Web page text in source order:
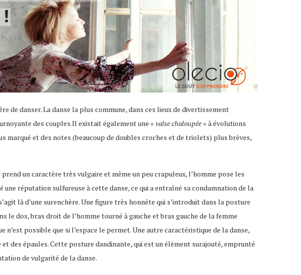
de danser. La danse la plus commune, dans ces lieux de divertissement
des couples.Il existait également une « valse chaloupée » à évolutions
marqué et des notes (beaucoup de doubles croches et de triolets) plus brèves,
un caractère très vulgaire et même un peu crapuleux, l’homme pose les
réputation sulfureuse à cette danse, ce qui a entraîné sa condamnation de la
là d’une surenchère. Une figure très honnête qui s’introduit dans la posture
le dos, bras droit de l’homme tourné à gauche et bras gauche de la femme
possible que si l’espace le permet. Une autre caractéristique de la danse,
des épaules. Cette posture dandinante, qui est un élément surajouté, emprunté
de vulgarité de la danse.